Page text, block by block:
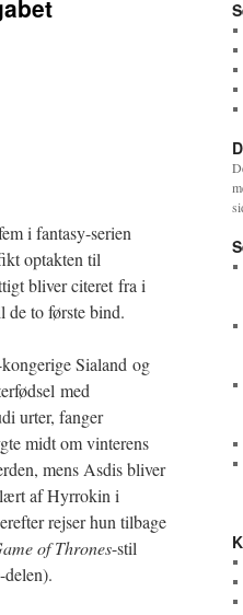
i fantasy-serien
optakten til
bliver citeret fra i
de to første bind.
Sialand og
med
urter, fanger
midt om vinterens
mens Asdis bliver
af Hyrrokin i
rejser hun tilbage
of Thrones-stil
-delen).